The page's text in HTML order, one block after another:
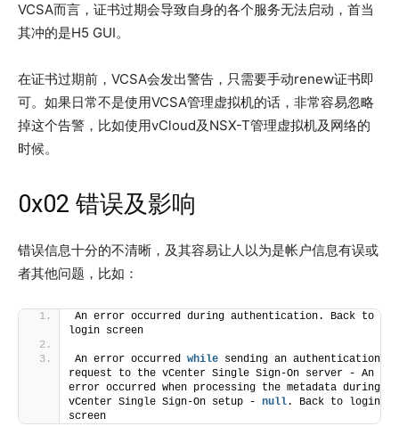
VCSA而言，证书过期会导致自身的各个服务无法启动，首当
其冲的是H5 GUI。
在证书过期前，VCSA会发出警告，只需要手动renew证书即
可。如果日常不是使用VCSA管理虚拟机的话，非常容易忽略
掉这个告警，比如使用vCloud及NSX-T管理虚拟机及网络的
时候。
0x02 错误及影响
错误信息十分的不清晰，及其容易让人以为是帐户信息有误或
者其他问题，比如：
An error occurred during authentication. Back to
login screen
An error occurred while sending an authentication
request to the vCenter Single Sign-On server - An
error occurred when processing the metadata during
vCenter Single Sign-On setup - null. Back to login
screen